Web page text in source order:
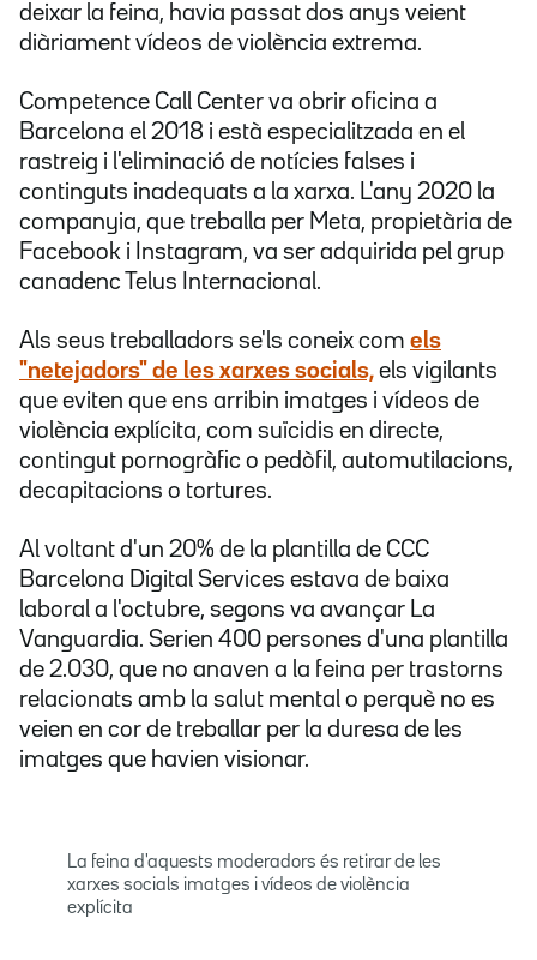
deixar la feina, havia passat dos anys veient
diàriament vídeos de violència extrema.
Competence Call Center va obrir oficina a
Barcelona el 2018 i està especialitzada en el
rastreig i l'eliminació de notícies falses i
continguts inadequats a la xarxa. L'any 2020 la
companyia, que treballa per Meta, propietària de
Facebook i Instagram, va ser adquirida pel grup
canadenc Telus Internacional.
Als seus treballadors se'ls coneix com els
"netejadors" de les xarxes socials, els vigilants
que eviten que ens arribin imatges i vídeos de
violència explícita, com suïcidis en directe,
contingut pornogràfic o pedòfil, automutilacions,
decapitacions o tortures.
Al voltant d'un 20% de la plantilla de CCC
Barcelona Digital Services estava de baixa
laboral a l'octubre, segons va avançar La
Vanguardia. Serien 400 persones d'una plantilla
de 2.030, que no anaven a la feina per trastorns
relacionats amb la salut mental o perquè no es
veien en cor de treballar per la duresa de les
imatges que havien visionar.
La feina d'aquests moderadors és retirar de les
xarxes socials imatges i vídeos de violència
explícita